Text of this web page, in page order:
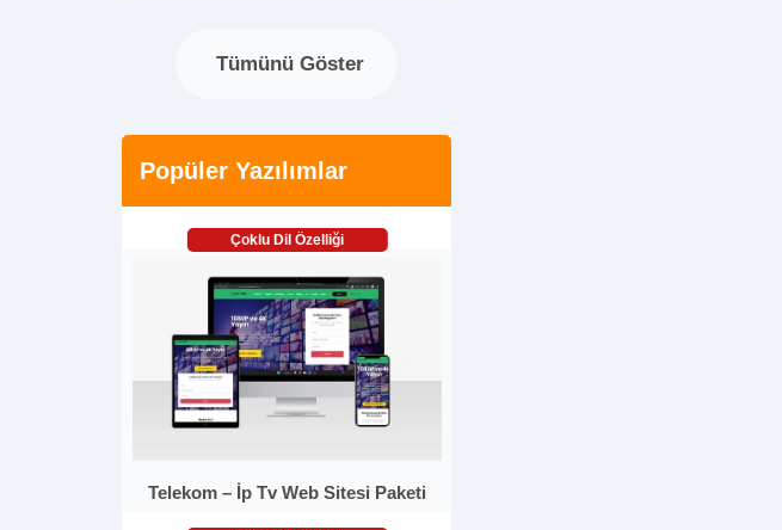
Tümünü Göster
Popüler Yazılımlar
Çoklu Dil Özelliği
Telekom – İp Tv Web Sitesi Paketi